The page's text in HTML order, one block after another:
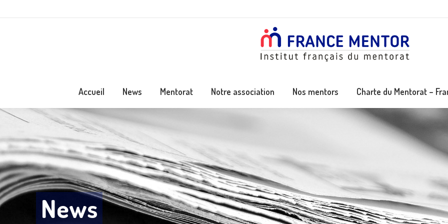
Accueil News Mentorat Notre association Nos mentors Charte du Mentorat –
News